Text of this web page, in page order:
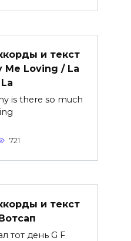
и текст
Me Loving / La
is there so much
721
и текст
тот день G F